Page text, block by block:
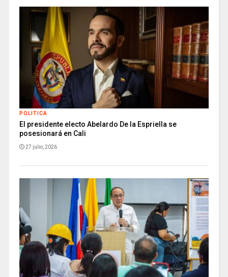
POLITICA
El presidente electo Abelardo De la Espriella se
posesionará en Cali
27 julio, 2026